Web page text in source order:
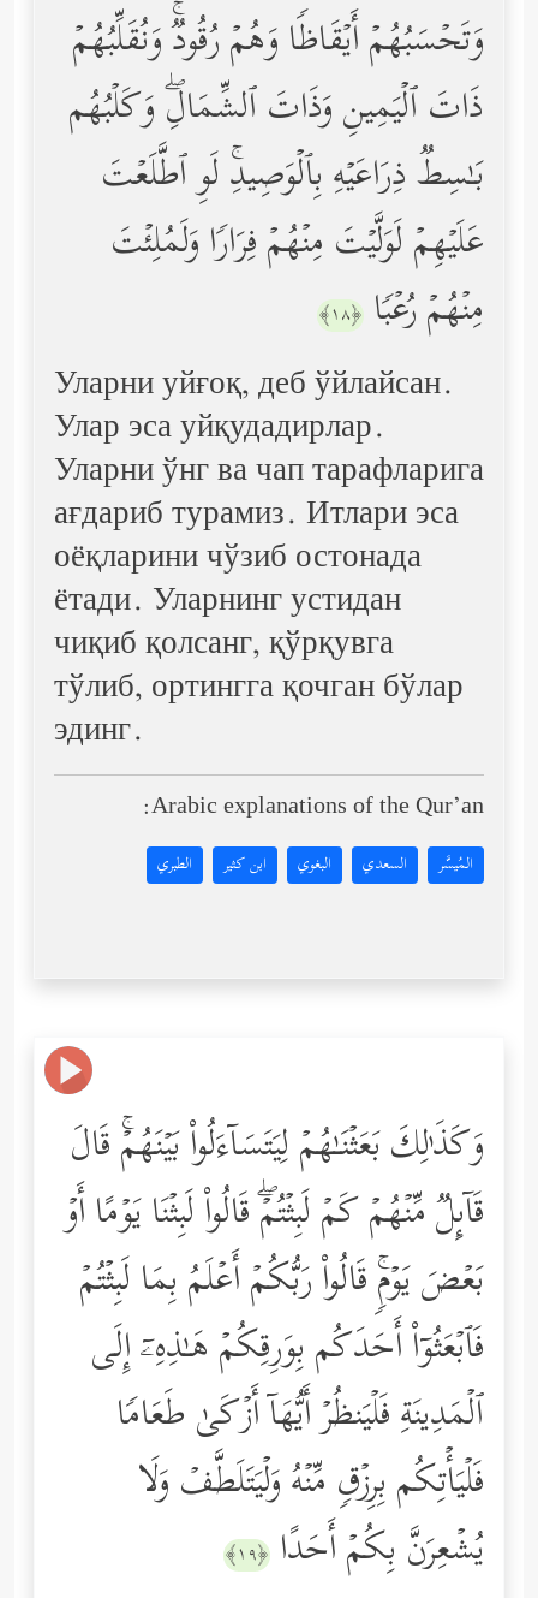
وَتَحۡسَبُهُمۡ أَیۡقَاظࣰا وَهُمۡ رُقُودࣱۚ وَنُقَلِّبُهُمۡ
ذَاتَ ٱلۡیَمِینِ وَذَاتَ ٱلشِّمَالِۖ وَكَلۡبُهُم
بَـٰسِطࣱ ذِرَاعَیۡهِ بِٱلۡوَصِیدِۚ لَوِ ٱطَّلَعۡتَ
عَلَیۡهِمۡ لَوَلَّیۡتَ مِنۡهُمۡ فِرَارࣰا وَلَمُلِئۡتَ
مِنۡهُمۡ رُعۡبࣰا ﴿١٨﴾
Уларни уйғоқ, деб ўйлайсан.
Улар эса уйқудадирлар.
Уларни ўнг ва чап тарафларига
ағдариб турамиз. Итлари эса
оёқларини чўзиб остонада
ётади. Уларнинг устидан
чиқиб қолсанг, қўрқувга
тўлиб, ортингга қочган бўлар
эдинг.
Arabic explanations of the Qur’an:
المُيسَّر السعدي البغوي ابن كثير الطبري
وَكَذَ ٰ⁠لِكَ بَعَثۡنَـٰهُمۡ لِیَتَسَاۤءَلُواْ بَیۡنَهُمۡۚ قَالَ
قَاۤىِٕلࣱ مِّنۡهُمۡ كَمۡ لَبِثۡتُمۡۖ قَالُواْ لَبِثۡنَا یَوۡمًا أَوۡ
بَعۡضَ یَوۡمࣲۚ قَالُواْ رَبُّكُمۡ أَعۡلَمُ بِمَا لَبِثۡتُمۡ
فَٱبۡعَثُوۤاْ أَحَدَكُم بِوَرِقِكُمۡ هَـٰذِهِۦۤ إِلَى
ٱلۡمَدِینَةِ فَلۡیَنظُرۡ أَیُّهَاۤ أَزۡكَىٰ طَعَامࣰا
فَلۡیَأۡتِكُم بِرِزۡقࣲ مِّنۡهُ وَلۡیَتَلَطَّفۡ وَلَا
یُشۡعِرَنَّ بِكُمۡ أَحَدًا ﴿١٩﴾